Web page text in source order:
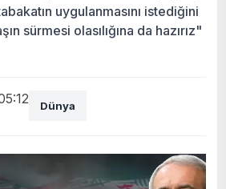
uygulanmasını istediğini
sürmesi olasılığına da hazırız"
Dünya